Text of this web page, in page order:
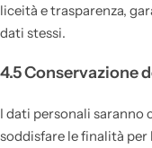
liceità e trasparenza,
dati stessi.
4.5 Conservazione
I dati personali saranno
soddisfare le finalità per